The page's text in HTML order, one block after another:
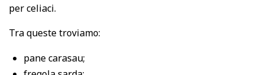
per celiaci.
Tra queste troviamo:
pane carasau;